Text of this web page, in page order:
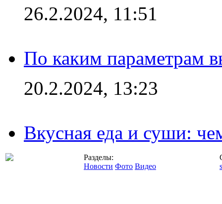
26.2.2024, 11:51
По каким параметрам
20.2.2024, 13:23
Вкусная еда и суши:
Разделы:
Новости Фото Видео